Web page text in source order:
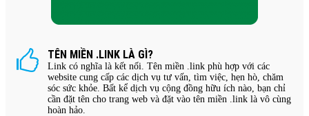
TÊN MIỀN .LINK LÀ GÌ?
Link có nghĩa là kết nối. Tên miền .link phù hợp với các
website cung cấp các dịch vụ tư vấn, tìm việc, hẹn hò, chăm
sóc sức khỏe. Bất kể dịch vụ cộng đồng hữu ích nào, bạn chỉ
cần đặt tên cho trang web và đặt vào tên miền .link là vô cùng
hoàn hảo.